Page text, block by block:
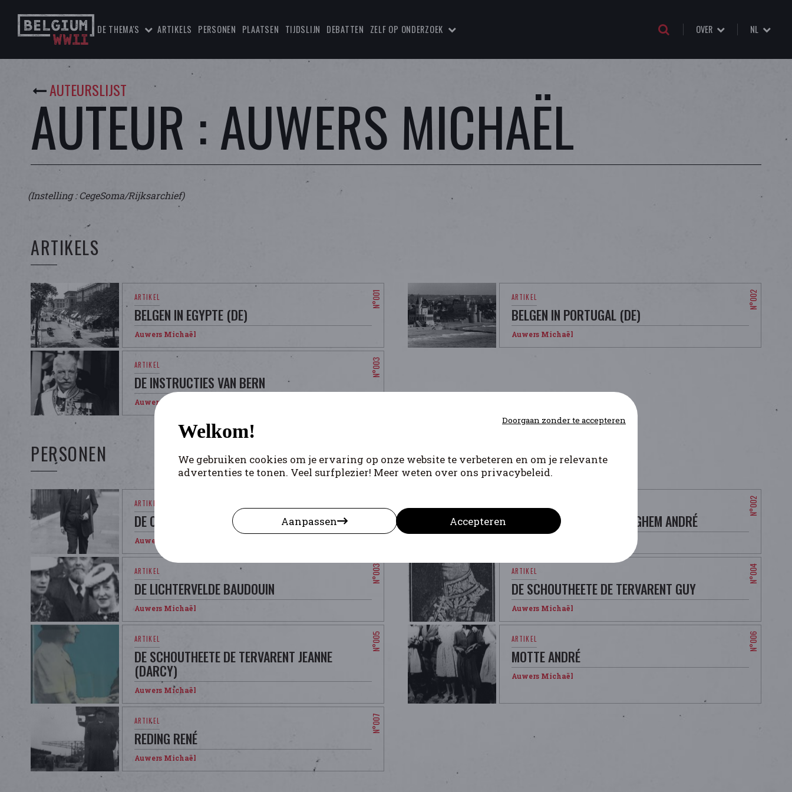
DE THEMA'S ARTIKELS PERSONEN PLAATSEN TIJDSLIJN DEBATTEN ZELF OP ONDERZOEK OVER NL
AUTEURSLIJST
AUTEUR : AUWERS MICHAËL
(Instelling : CegeSoma/Rijksarchief)
ARTIKELS
BELGEN IN EGYPTE (DE)
Auwers Michaël
BELGEN IN PORTUGAL (DE)
Auwers Michaël
DE INSTRUCTIES VAN BERN
Auwers Michaël
PERSONEN
DE CARTIER DE MARCHIENNE EMILE
Auwers Michaël
DE KERCHOVE DE DENTERGHEM ANDRÉ
DE LICHTERVELDE BAUDOUIN
Auwers Michaël
DE SCHOUTHEETE DE TERVARENT GUY
Auwers Michaël
DE SCHOUTHEETE DE TERVARENT JEANNE
(DARCY)
Auwers Michaël
MOTTE ANDRÉ
Auwers Michaël
REDING RENÉ
Auwers Michaël
Welkom!
We gebruiken cookies om je ervaring op onze website te verbeteren en om je relevante
advertenties te tonen. Veel surfplezier! Meer weten over ons privacybeleid.
Aanpassen Accepteren
Doorgaan zonder te accepteren